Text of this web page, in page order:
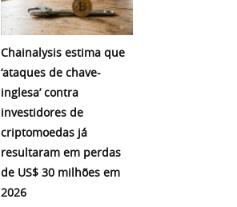
Chainalysis estima que
‘ataques de chave-
inglesa’ contra
investidores de
criptomoedas já
resultaram em perdas
de US$ 30 milhões em
2026